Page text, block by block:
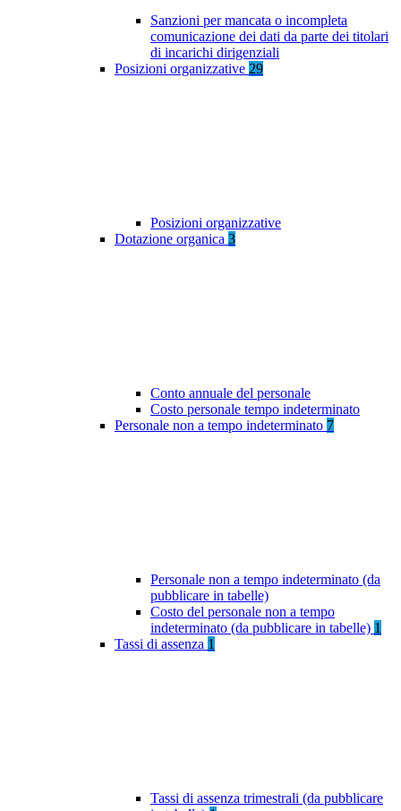
Sanzioni per mancata o incompleta
comunicazione dei dati da parte dei titolari
di incarichi dirigenziali
Posizioni organizzative 29
Posizioni organizzative
Dotazione organica 3
Conto annuale del personale
Costo personale tempo indeterminato
Personale non a tempo indeterminato 7
Personale non a tempo indeterminato (da
pubblicare in tabelle)
Costo del personale non a tempo
indeterminato (da pubblicare in tabelle) 1
Tassi di assenza 1
Tassi di assenza trimestrali (da pubblicare